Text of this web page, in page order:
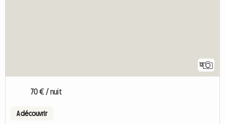
12
70 € / nuit
A découvrir